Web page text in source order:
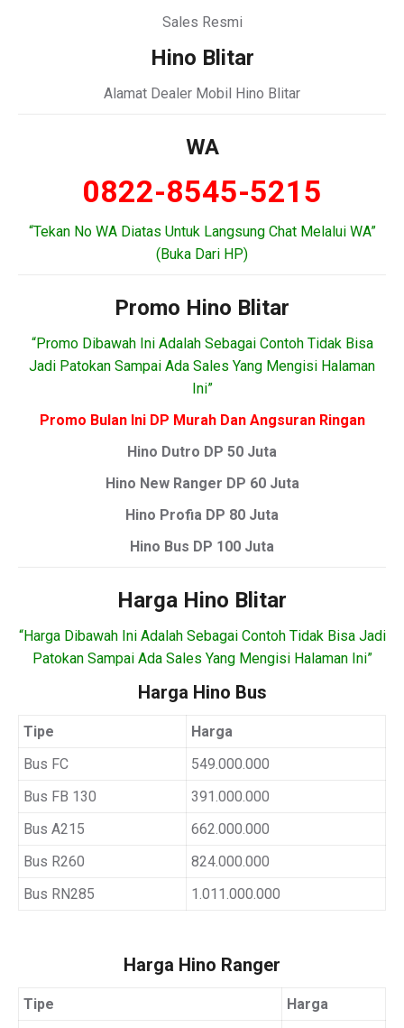
Sales Resmi
Hino Blitar
Alamat Dealer Mobil Hino Blitar
WA
0822-8545-5215
“Tekan No WA Diatas Untuk Langsung Chat Melalui WA”
(Buka Dari HP)
Promo Hino Blitar
“Promo Dibawah Ini Adalah Sebagai Contoh Tidak Bisa
Jadi Patokan Sampai Ada Sales Yang Mengisi Halaman
Ini”
Promo Bulan Ini DP Murah Dan Angsuran Ringan
Hino Dutro DP 50 Juta
Hino New Ranger DP 60 Juta
Hino Profia DP 80 Juta
Hino Bus DP 100 Juta
Harga Hino Blitar
“Harga Dibawah Ini Adalah Sebagai Contoh Tidak Bisa Jadi
Patokan Sampai Ada Sales Yang Mengisi Halaman Ini”
Harga Hino Bus
Tipe
Harga
Bus FC
549.000.000
Bus FB 130
391.000.000
Bus A215
662.000.000
Bus R260
824.000.000
Bus RN285
1.011.000.000
Harga Hino Ranger
Tipe Harga